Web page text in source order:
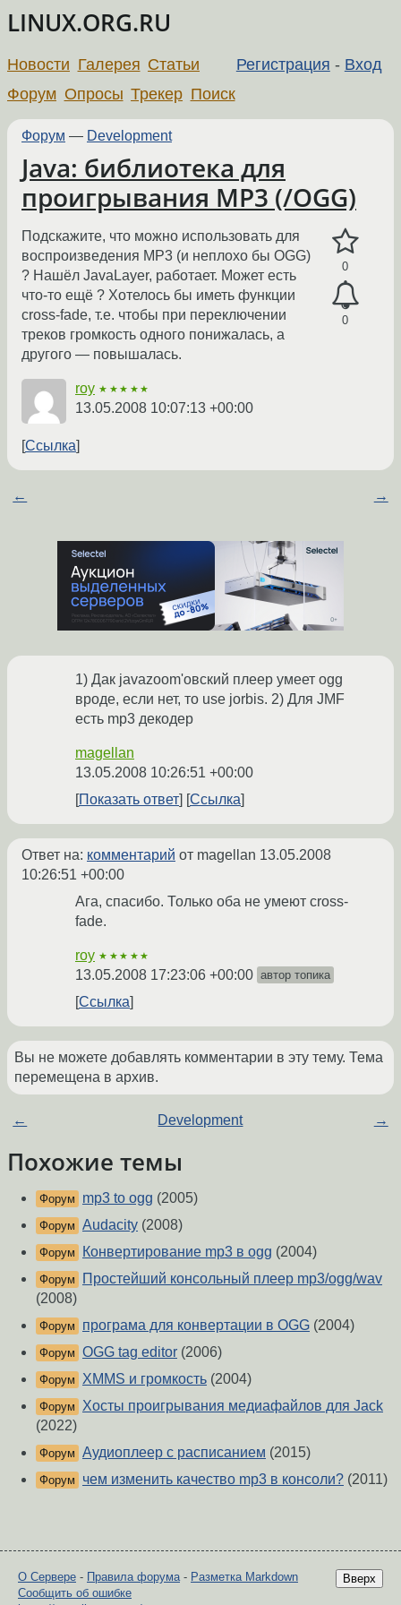
LINUX.ORG.RU
Регистрация - Вход
Новости Галерея Статьи
Форум Опросы Трекер Поиск
Форум — Development
Java: библиотека для
проигрывания MP3 (/OGG)
0
0
Подскажите, что можно использовать для
воспроизведения MP3 (и неплохо бы OGG)
? Нашёл JavaLayer, работает. Может есть
что-то ещё ? Хотелось бы иметь функции
cross-fade, т.е. чтобы при переключении
треков громкость одного понижалась, а
другого — повышалась.
roy ★★★★★
13.05.2008 10:07:13 +00:00
Ссылка
← →
1) Дак javazoom'овский плеер умеет ogg
вроде, если нет, то use jorbis. 2) Для JMF
есть mp3 декодер
magellan
13.05.2008 10:26:51 +00:00
Показать ответ
Ссылка
Ответ на: комментарий от magellan 13.05.2008
10:26:51 +00:00
Ага, спасибо. Только оба не умеют cross-
fade.
roy ★★★★★
13.05.2008 17:23:06 +00:00 автор топика
Ссылка
Вы не можете добавлять комментарии в эту тему. Тема
перемещена в архив.
← Development →
Похожие темы
Форум mp3 to ogg (2005)
Форум Audacity (2008)
Форум Конвертирование mp3 в ogg (2004)
Форум
Простейший консольный плеер mp3/ogg/wav
(2008)
Форум програма для конвертации в OGG (2004)
Форум OGG tag editor (2006)
Форум XMMS и громкость (2004)
Форум
Хосты проигрывания медиафайлов для Jack
(2022)
Форум Аудиоплеер с расписанием (2015)
Форум чем изменить качество mp3 в консоли? (2011)
Вверх
О Сервере - Правила форума- Разметка Markdown
Сообщить об ошибке